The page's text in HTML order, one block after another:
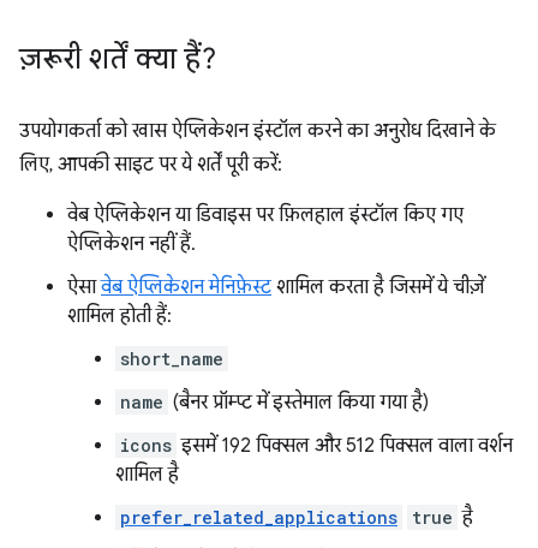
ज़रूरी शर्तें क्या हैं?
उपयोगकर्ता को खास ऐप्लिकेशन इंस्टॉल करने का अनुरोध दिखाने के
लिए, आपकी साइट पर ये शर्तें पूरी करें:
वेब ऐप्लिकेशन या डिवाइस पर फ़िलहाल इंस्टॉल किए गए
ऐप्लिकेशन नहीं हैं.
ऐसावेब ऐप्लिकेशन मेनिफ़ेस्टशामिल करता है जिसमें ये चीज़ें
शामिल होती हैं:
short_name
name (बैनर प्रॉम्प्ट में इस्तेमाल किया गया है)
icons इसमें 192 पिक्सल और 512 पिक्सल वाला वर्शन
शामिल है
prefer_related_applications true है